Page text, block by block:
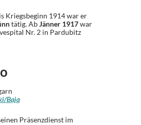
Kriegsbeginn 1914 war er
tätig. AbJänner 1917war
Nr. 2 in Pardubitz
Baja
Präsenzdienst im